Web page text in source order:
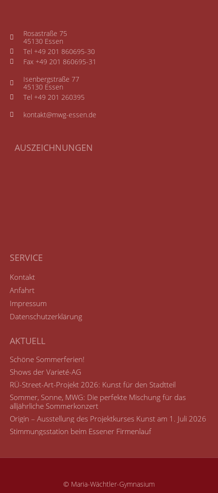
Rosastraße 75
45130 Essen
Tel +49 201 860695-30
Fax +49 201 860695-31
Isenbergstraße 77
45130 Essen
Tel +49 201 260395
kontakt@mwg-essen.de
AUSZEICHNUNGEN
SERVICE
Kontakt
Anfahrt
Impressum
Datenschutzerklärung
AKTUELL
Schöne Sommerferien!
Shows der Varieté-AG
RÜ-Street-Art-Projekt 2026: Kunst für den Stadtteil
Sommer, Sonne, MWG: Die perfekte Mischung für das
alljährliche Sommerkonzert
Origin – Ausstellung des Projektkurses Kunst am 1. Juli 2026
Stimmungsstation beim Essener Firmenlauf
© Maria-Wächtler-Gymnasium